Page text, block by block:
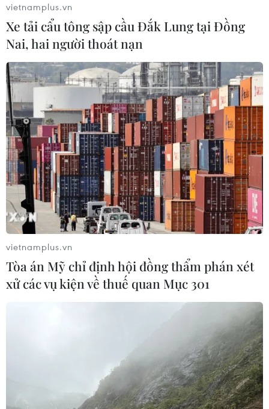
vietnamplus.vn
Xe tải cẩu tông sập cầu Đắk Lung tại Đồng
Nai, hai người thoát nạn
vietnamplus.vn
Tòa án Mỹ chỉ định hội đồng thẩm phán xét
xử các vụ kiện về thuế quan Mục 301